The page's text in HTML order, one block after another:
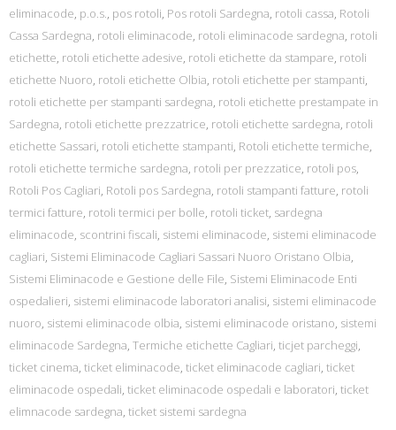
eliminacode, p.o.s., pos rotoli, Pos rotoli Sardegna, rotoli cassa, Rotoli
Cassa Sardegna, rotoli eliminacode, rotoli eliminacode sardegna, rotoli
etichette, rotoli etichette adesive, rotoli etichette da stampare, rotoli
etichette Nuoro, rotoli etichette Olbia, rotoli etichette per stampanti,
rotoli etichette per stampanti sardegna, rotoli etichette prestampate in
Sardegna, rotoli etichette prezzatrice, rotoli etichette sardegna, rotoli
etichette Sassari, rotoli etichette stampanti, Rotoli etichette termiche,
rotoli etichette termiche sardegna, rotoli per prezzatice, rotoli pos,
Rotoli Pos Cagliari, Rotoli pos Sardegna, rotoli stampanti fatture, rotoli
termici fatture, rotoli termici per bolle, rotoli ticket, sardegna
eliminacode, scontrini fiscali, sistemi eliminacode, sistemi eliminacode
cagliari, Sistemi Eliminacode Cagliari Sassari Nuoro Oristano Olbia,
Sistemi Eliminacode e Gestione delle File, Sistemi Eliminacode Enti
ospedalieri, sistemi eliminacode laboratori analisi, sistemi eliminacode
nuoro, sistemi eliminacode olbia, sistemi eliminacode oristano, sistemi
eliminacode Sardegna, Termiche etichette Cagliari, ticjet parcheggi,
ticket cinema, ticket eliminacode, ticket eliminacode cagliari, ticket
eliminacode ospedali, ticket eliminacode ospedali e laboratori, ticket
elimnacode sardegna, ticket sistemi sardegna